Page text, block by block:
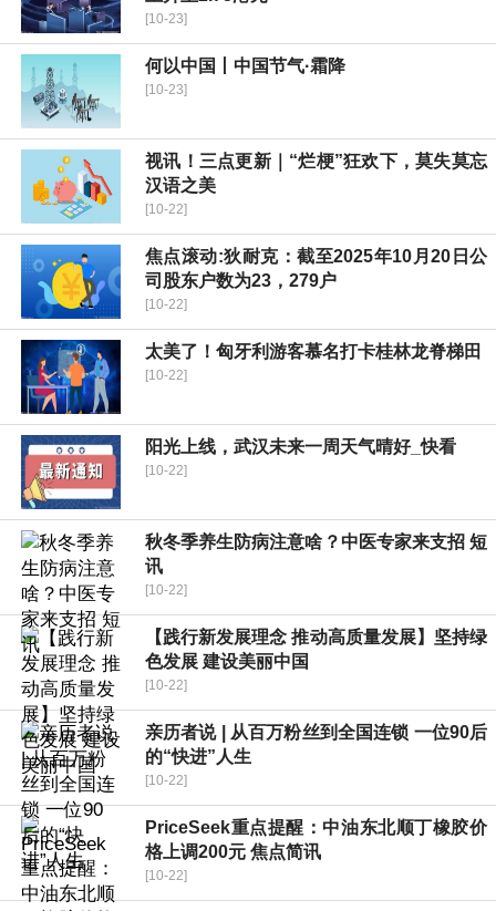
[10-23]
何以中国丨中国节气·霜降
[10-23]
视讯！三点更新｜“烂梗”狂欢下，莫失莫忘
汉语之美
[10-22]
焦点滚动:狄耐克：截至2025年10月20日公
司股东户数为23，279户
[10-22]
太美了！匈牙利游客慕名打卡桂林龙脊梯田
[10-22]
阳光上线，武汉未来一周天气晴好_快看
[10-22]
秋冬季养生防病注意啥？中医专家来支招 短
讯
[10-22]
【践行新发展理念 推动高质量发展】坚持绿
色发展 建设美丽中国
[10-22]
亲历者说 | 从百万粉丝到全国连锁 一位90后
的“快进”人生
[10-22]
PriceSeek重点提醒：中油东北顺丁橡胶价
格上调200元 焦点简讯
[10-22]